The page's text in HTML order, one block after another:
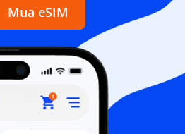
Mua eSIM